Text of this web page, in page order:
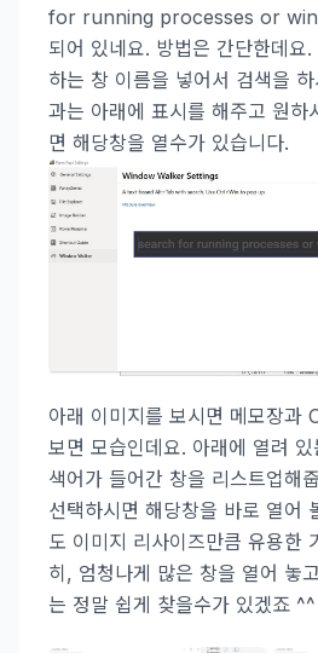
for running processes or
되어 있네요. 방법은 간단한데요
하는 창 이름을 넣어서 검색을
과는 아래에 표시를 해주고 원하
면 해당창을 열수가 있습니다.
아래 이미지를 보시면 메모장과
보면 모습인데요. 아래에 열려
색어가 들어간 창을 리스트업해
선택하시면 해당창을 바로 열어
도 이미지 리사이즈만큼 유용한
히, 엄청나게 많은 창을 열어 놓
는 정말 쉽게 찾을수가 있겠죠 ^^